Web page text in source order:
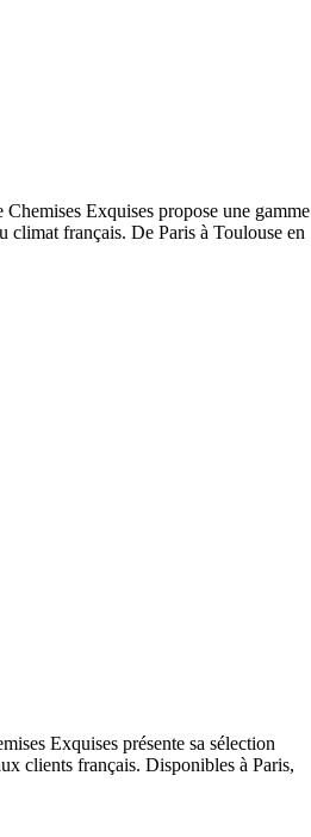
Exquises propose une gamme
climat français. De Paris à Toulouse en
Exquises présente sa sélection
clients français. Disponibles à Paris,